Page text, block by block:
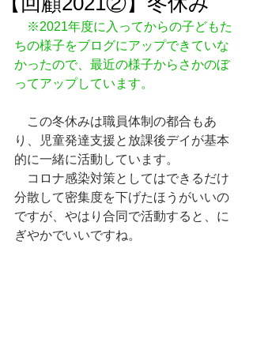
※2021年度に入ってからの子どもた
ちの様子をブログにアップできていな
かったので、最近の様子からさかのぼ
ってアップしています。
この冬休みは職員体制の都合もあ
り、児童発達支援と放課後デイが基本
的に一緒に活動しています。
コロナ感染対策としてはできるだけ
分散して密集度を下げたほうがいいの
ですが、やはり合同で活動すると、に
ぎやかでいいですね。